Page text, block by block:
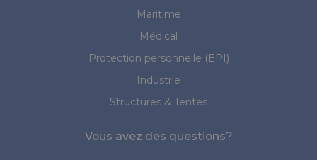
Maritime
Médical
Protection personnelle (EPI)
Industrie
Structures & Tentes
Vous avez des questions?